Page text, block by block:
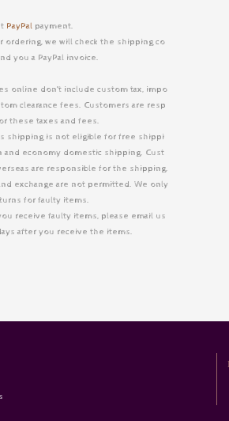
PayPalpayment.
ordering, we will check the shipping co
you a PayPal invoice.
online don’t include custom tax, impo
clearance fees. Customers are resp
these taxes and fees.
shipping is not eligible for free shippi
and economy domestic shipping. Cust
are responsible for the shipping.
exchange are not permitted. We only
for faulty items.
receive faulty items, please email us
after you receive the items.